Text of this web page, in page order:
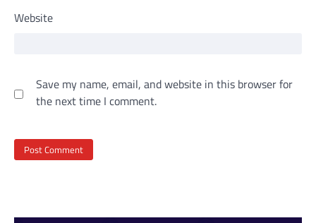
Website
Save my name, email, and website in this browser for
the next time I comment.